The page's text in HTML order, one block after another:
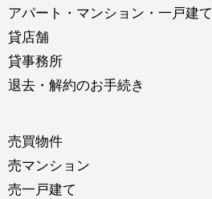
アパート・マンション・一戸建て
貸店舗
貸事務所
退去・解約のお手続き
売買物件
売マンション
売一戸建て